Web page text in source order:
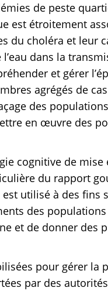
de peste
est étroitement
du choléra et leur
dans la
et gérer
agrégés de
des
en œuvre des
cognitive de
du rapport
utilisé à des fins
des
et de donner des
pour gérer
par des